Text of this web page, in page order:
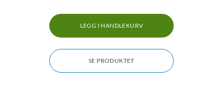
LEGG I HANDLEKURV
SE PRODUKTET